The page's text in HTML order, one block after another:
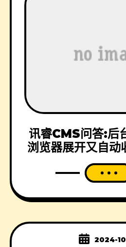
讯睿CMS问答:后
浏览器展开又自动
2024-